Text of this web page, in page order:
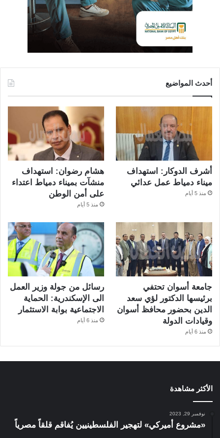
أحدث المواضيع
أشرف الدوكار: استهداف
ميناء دمياط عمل عدائي
منذ 5 أيام
هشام رضوان: استهداف
منشآت بميناء دمياط اعتداء
على أمن الوطن
منذ 5 أيام
جامعة أسوان تحتفي
برئيسها الدكتور لؤي سعد
الدين بحضور محافظ أسوان
وقيادات الدولة
منذ 6 أيام
رسائل من جولة وزير العمل
الى الإسكندرية: الحماية
الاجتماعية بوابة الاستثمار
منذ 6 أيام
الأكثر مشاهدة
نوفمبر 29, 2023
«مشروع أميركي» لتهجير الفلسطينيين يُفاقم قلقاً مصرياً